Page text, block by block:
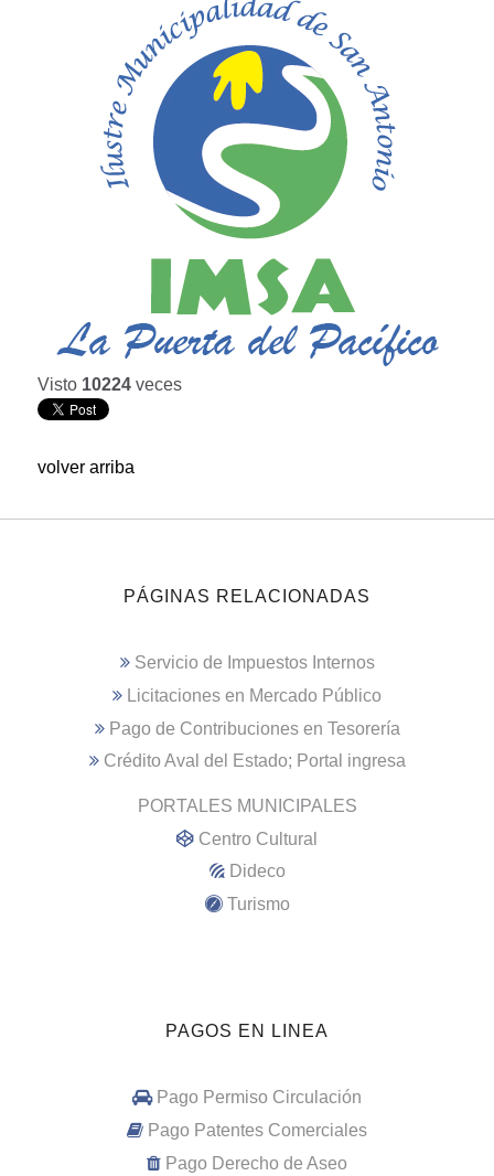
Visto 10224 veces
volver arriba
PÁGINAS RELACIONADAS
Servicio de Impuestos Internos
Licitaciones en Mercado Público
Pago de Contribuciones en Tesorería
Crédito Aval del Estado; Portal ingresa
PORTALES MUNICIPALES
Centro Cultural
Dideco
Turismo
PAGOS EN LINEA
Pago Permiso Circulación
Pago Patentes Comerciales
Pago Derecho de Aseo